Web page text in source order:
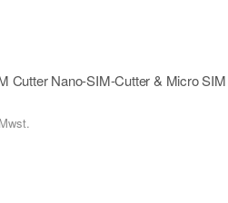
Cutter Nano-SIM-Cutter & Micro